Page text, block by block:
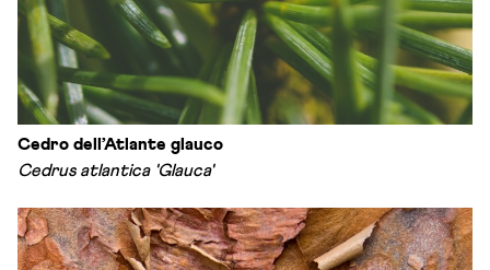
Cedro dell’Atlante glauco
Cedrus atlantica 'Glauca'